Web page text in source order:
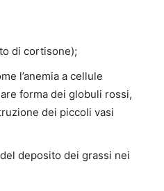
di cortisone);
l’anemia a cellule
forma dei globuli rossi,
dei piccoli vasi
deposito dei grassi nei